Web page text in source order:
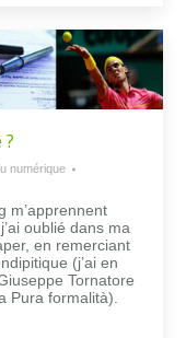
numérique
m’apprennent
oublié dans ma
en remerciant
(j’ai en
Tornatore
Pura formalità).